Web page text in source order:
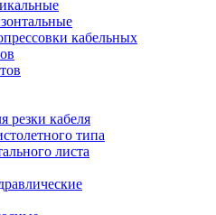
кабельных
резки кабеля
типа
листа